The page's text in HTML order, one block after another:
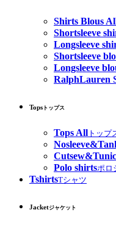
Shirts Blous
Shortsleeve
Longsleeve
Shortsleeve
Longsleeve
RalphLauren
Tops トップス
Tops All トップ
Cutsew&Tunic
Polo shirtsポロ
TshirtsTシャツ
Jacketジャケット